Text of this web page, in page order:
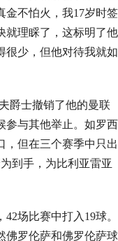
金不怕火，我17岁时签
就理睬了，这标明了他
很少，但他对待我就如
爵士撤销了他的曼联
参与其他举止。如罗西
，但在三个赛季中只出
到手，为比利亚雷亚
场比赛中打入19球。
佛罗伦萨和佛罗伦萨球